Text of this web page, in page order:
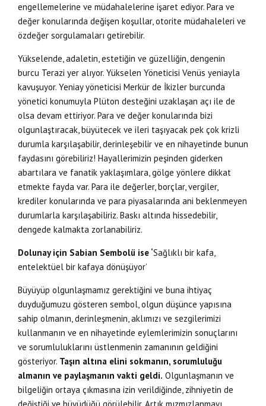
engellemelerine ve müdahalelerine işaret ediyor. Para ve
değer konularında değişen koşullar, otorite müdahaleleri ve
özdeğer sorgulamaları getirebilir.
Yükselende, adaletin, estetiğin ve güzelliğin, dengenin
burcu Terazi yer alıyor. Yükselen Yöneticisi Venüs yeniayla
kavuşuyor. Yeniay yöneticisi Merkür de İkizler burcunda
yönetici konumuyla Plüton desteğini uzaklaşan açı ile de
olsa devam ettiriyor. Para ve değer konularında bizi
olgunlaştıracak, büyütecek ve ileri taşıyacak pek çok krizli
durumla karşılaşabilir, derinleşebilir ve en nihayetinde bunun
faydasını görebiliriz! Hayallerimizin peşinden giderken
abartılara ve fanatik yaklaşımlara, gölge yönlere dikkat
etmekte fayda var. Para ile değerler, borçlar, vergiler,
krediler konularında ve para piyasalarında ani beklenmeyen
durumlarla karşılaşabiliriz. Baskı altında hissedebilir,
dengede kalmakta zorlanabiliriz.
Dolunay için Sabian Sembolü ise ‘Sağlıklı bir kafa,
entelektüel bir kafaya dönüşüyor’
Büyüyüp olgunlaşmamız gerektiğini ve buna ihtiyaç
duyduğumuzu gösteren sembol, olgun düşünce yapısına
sahip olmanın, derinleşmenin, aklımızı ve sezgilerimizi
kullanmanın ve en nihayetinde eylemlerimizin sonuçlarını
ve sorumluluklarını üstlenmenin zamanının geldiğini
gösteriyor. Taşın altına elini sokmanın, sorumluluğu
almanın ve paylaşmanın vakti geldi. Olgunlaşmanın ve
bilgeliğin ortaya çıkmasına izin verildiğinde, zihniyetin de
değiştiği ve büyüdüğü görülebilir. Artık mızmızlanmayı